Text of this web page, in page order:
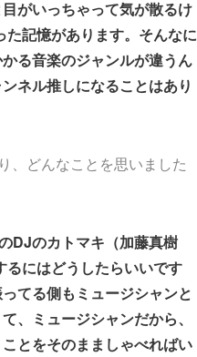
がいっちゃって気が散るけ
記憶があります。そんなに
る音楽のジャンルが違うん
ネル推しになることはあり
、どんなことを思いました
DJのカトマキ（加藤真樹
にはどうしたらいいです
てる側もミュージシャンと
、ミュージシャンだから、
とをそのまましゃべればい